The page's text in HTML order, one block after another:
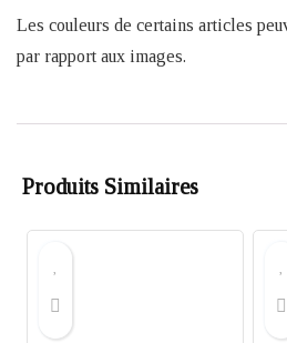
Les couleurs de certains articles
par rapport aux images.
Produits Similaires